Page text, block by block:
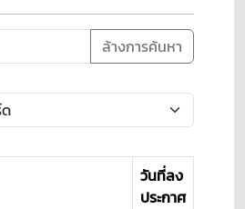
ล้างการค้นหา
วันที่ลง
ประกาศ